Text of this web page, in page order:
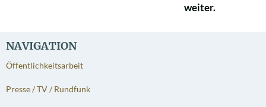
NAVIGATION
Öffentlichkeitsarbeit
Presse / TV / Rundfunk
weiter.